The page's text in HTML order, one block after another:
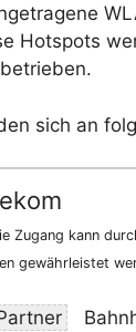
Hotspots
sich an
Zugang kann
gewährleistet